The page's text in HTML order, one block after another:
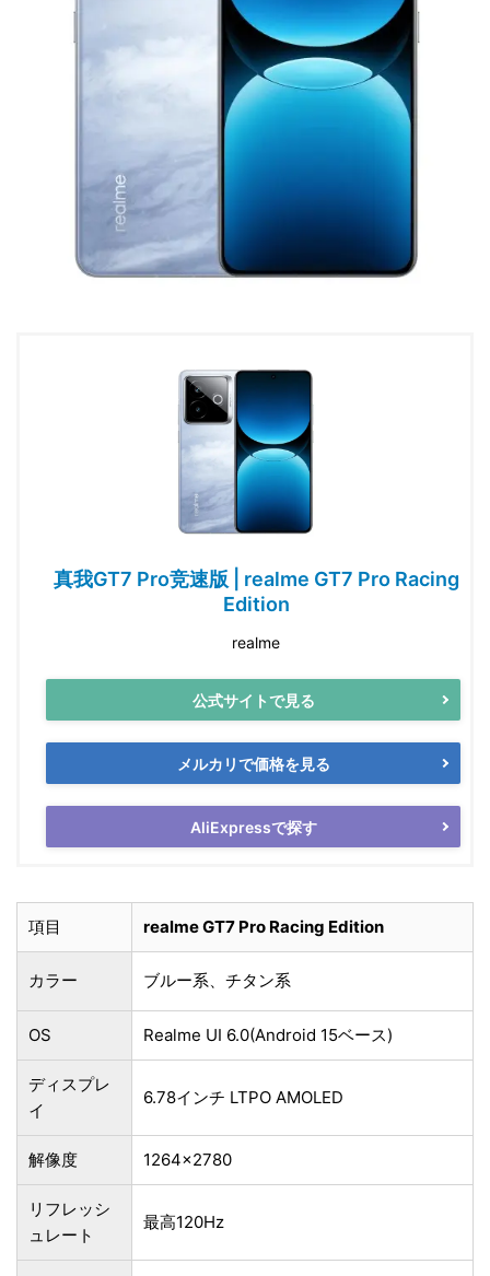
真我GT7 Pro竞速版 | realme GT7 Pro Racing
Edition
realme
公式サイトで見る
メルカリで価格を見る
AliExpressで探す
項目 realme GT7 Pro Racing Edition
カラー ブルー系、チタン系
OS Realme UI 6.0(Android 15ベース)
ディスプレ
イ
6.78インチ LTPO AMOLED
解像度 1264×2780
リフレッシ
ュレート
最高120Hz